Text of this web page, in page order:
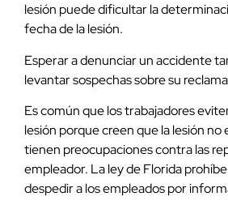
lesión puede dificultar la
fecha de la lesión.
Esperar a denunciar un accidente
levantar sospechas sobre su
Es común que los trabajadores
lesión porque creen que la lesión no
tienen preocupaciones contra las
empleador. La ley de Florida
despedir a los empleados por